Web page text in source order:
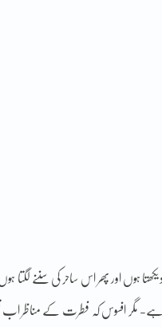
کو دیکھتا ہوں اور پھر اس ساحر کی
مگر افسوس کہ فطرت کے مناظر اب